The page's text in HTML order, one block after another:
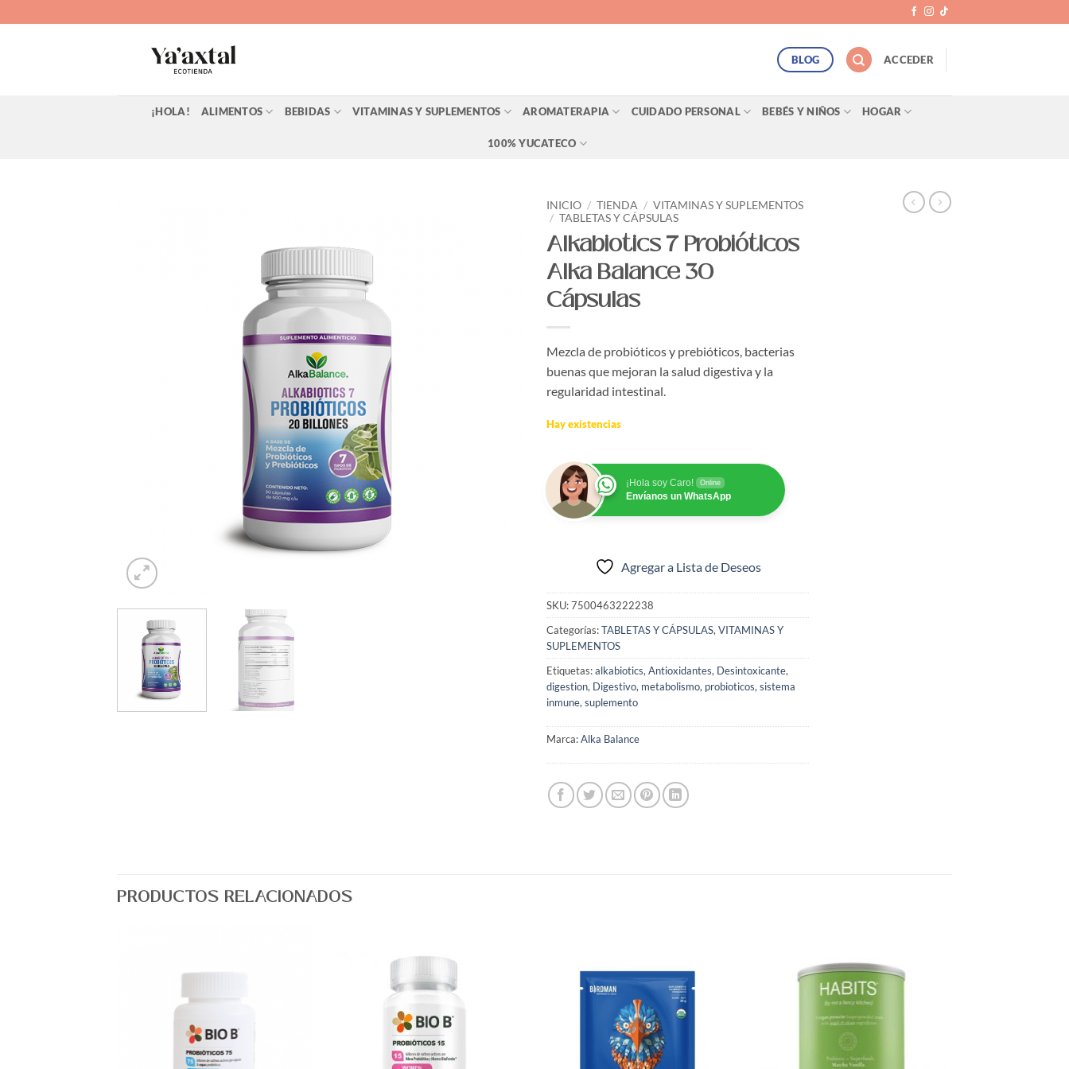
al
BLOG ACCEDER
¡HOLA! ALIMENTOS BEBIDAS VITAMINAS Y SUPLEMENTOS AROMATERAPIA CUIDADO PERSONAL BEBÉS Y NIÑOS HOGAR
100% YUCATECO
INICIO / TIENDA / VITAMINAS Y SUPLEMENTOS
/ TABLETAS Y CÁPSULAS
Alkabiotics 7 Probióticos
Alka Balance 30
Cápsulas
Mezcla de probióticos y prebióticos, bacterias
buenas que mejoran la salud digestiva y la
regularidad intestinal.
Hay existencias
¡Hola soy Caro! Online
Envíanos un WhatsApp
Agregar a Lista de Deseos
SKU:7500463222238
Categorías:TABLETAS Y CÁPSULAS, VITAMINAS Y
SUPLEMENTOS
Etiquetas:alkabiotics, Antioxidantes, Desintoxicante,
digestion, Digestivo, metabolismo, probioticos, sistema
inmune, suplemento
Marca:Alka Balance
PRODUCTOS RELACIONADOS
Agregar
Agregar